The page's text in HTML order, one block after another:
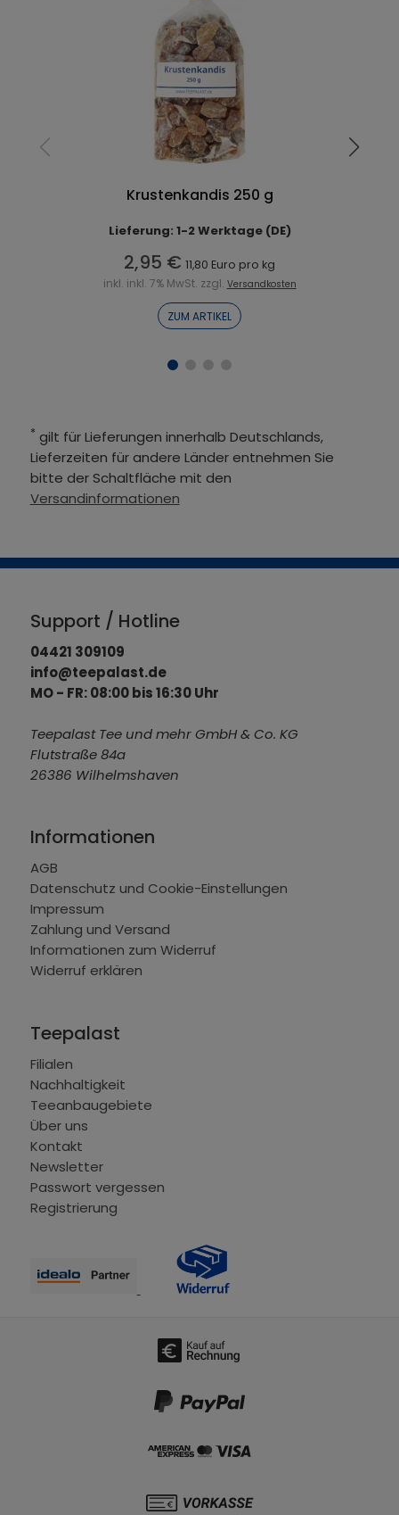
Krustenkandis 250 g
Lieferung: 1-2 Werktage (DE)
2,95 € 11,80 Euro pro kg
inkl. inkl. 7% MwSt. zzgl. Versandkosten
ZUM ARTIKEL
* gilt für Lieferungen innerhalb Deutschlands,
Lieferzeiten für andere Länder entnehmen Sie
bitte der Schaltfläche mit den
Versandinformationen
Support / Hotline
04421 309109
info@teepalast.de
MO - FR: 08:00 bis 16:30 Uhr
Teepalast Tee und mehr GmbH & Co. KG
Flutstraße 84a
26386 Wilhelmshaven
Informationen
AGB
Datenschutz und Cookie-Einstellungen
Impressum
Zahlung und Versand
Informationen zum Widerruf
Widerruf erklären
Teepalast
Filialen
Nachhaltigkeit
Teeanbaugebiete
Über uns
Kontakt
Newsletter
Passwort vergessen
Registrierung